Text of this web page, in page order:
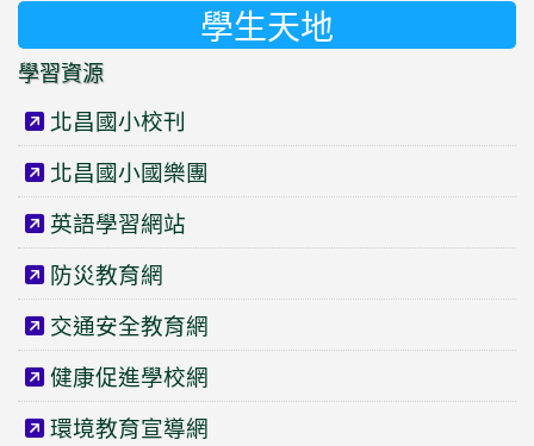
學生天地
學習資源
北昌國小校刊
北昌國小國樂團
英語學習網站
防災教育網
交通安全教育網
健康促進學校網
環境教育宣導網